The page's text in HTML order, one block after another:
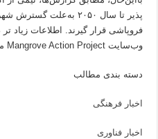
پذیر تا سال ۲۰۵۰
فروپاشی قرار گیرند. اطلاعات زیاد
وب‌سایت Mangrove Action Project مطالعه کنید.
دسته بندی مطالب
اخبار فرهنگی
اخبار فناوری